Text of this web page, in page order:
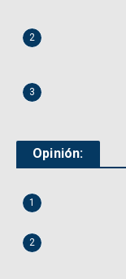
2
3
Opinión:
1
2